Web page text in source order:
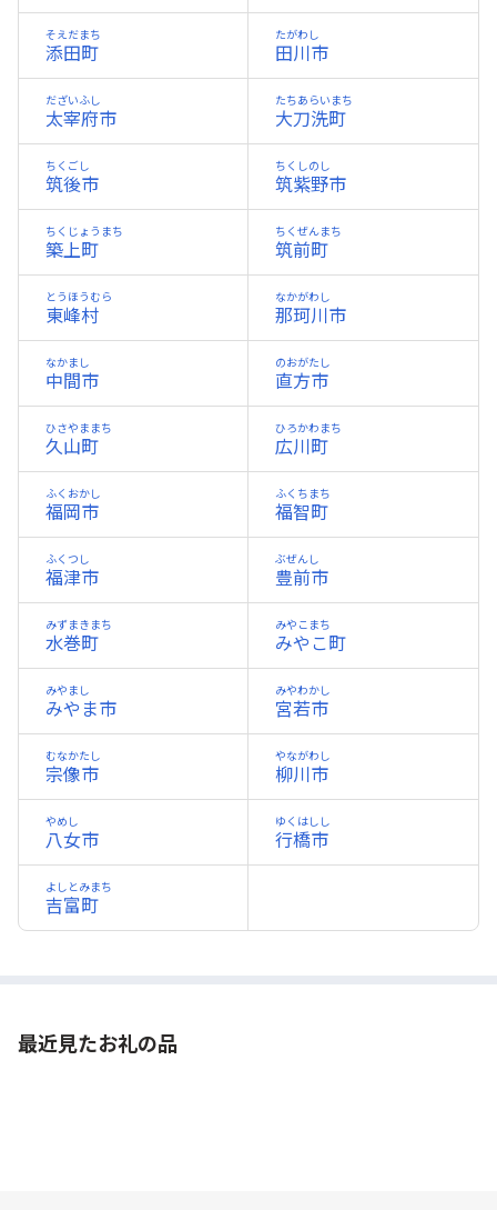
添田町
そえだまち
田川市
たがわし
太宰府市
だざいふし
大刀洗町
たちあらいまち
筑後市
ちくごし
筑紫野市
ちくしのし
築上町
ちくじょうまち
筑前町
ちくぜんまち
東峰村
とうほうむら
那珂川市
なかがわし
中間市
なかまし
直方市
のおがたし
久山町
ひさやままち
広川町
ひろかわまち
福岡市
ふくおかし
福智町
ふくちまち
福津市
ふくつし
豊前市
ぶぜんし
水巻町
みずまきまち
みやこ町
みやこまち
みやま市
みやまし
宮若市
みやわかし
宗像市
むなかたし
柳川市
やながわし
八女市
やめし
行橋市
ゆくはしし
吉富町
よしとみまち
最近見たお礼の品